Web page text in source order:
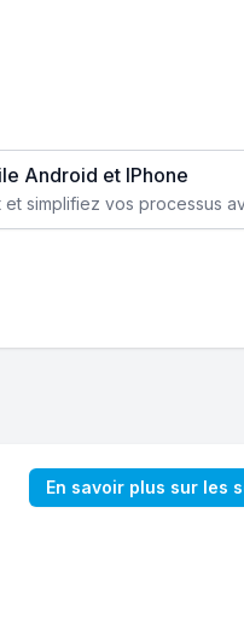
Android et IPhone
En savoir plus sur les